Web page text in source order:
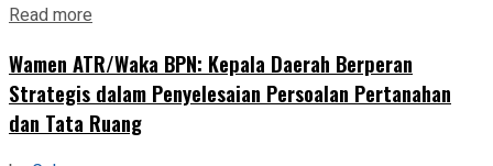
Read more
Wamen ATR/Waka BPN: Kepala Daerah Berperan
Strategis dalam Penyelesaian Persoalan Pertanahan
dan Tata Ruang